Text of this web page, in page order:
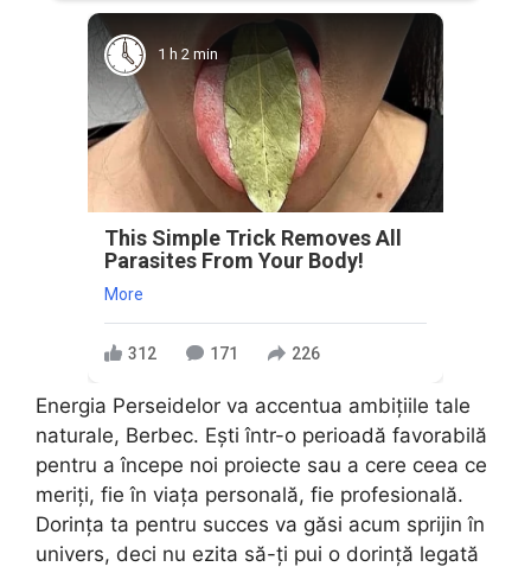
1 h 2 min
This Simple Trick Removes All
Parasites From Your Body!
More
312 171 226
Energia Perseidelor va accentua ambițiile tale
naturale, Berbec. Ești într-o perioadă favorabilă
pentru a începe noi proiecte sau a cere ceea ce
meriți, fie în viața personală, fie profesională.
Dorința ta pentru succes va găsi acum sprijin în
univers, deci nu ezita să-ți pui o dorință legată